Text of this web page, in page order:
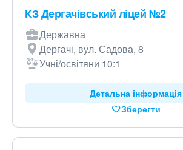
КЗ Дергачівський ліцей №2
Державна
Дергачі, вул. Садова, 8
Учні/освітяни 10:1
Детальна інформація
Зберегти